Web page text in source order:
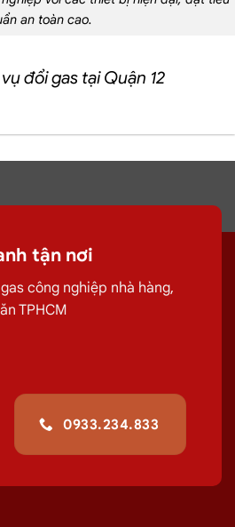
an toàn cao.
đổi gas tại Quận 12
tận nơi
công nghiệp nhà hàng,
TPHCM
0933.234.833